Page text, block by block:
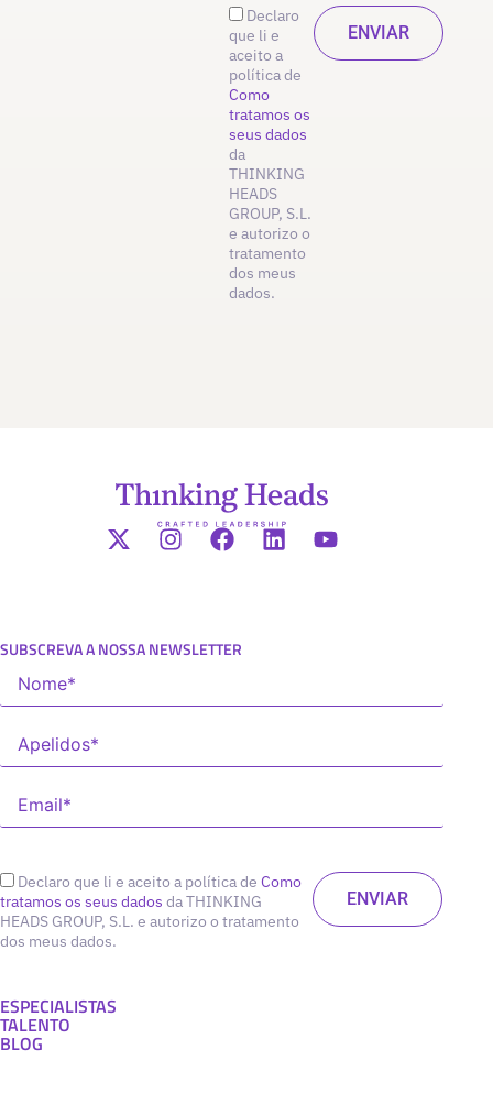
Declaro
que li e
aceito a
política de
Como
tratamos os
seus dados
da
THINKING
HEADS
GROUP, S.L.
e autorizo o
tratamento
dos meus
dados.
SUBSCREVA A NOSSA NEWSLETTER
Declaro que li e aceito a política de Como
tratamos os seus dados da THINKING
HEADS GROUP, S.L. e autorizo o tratamento
dos meus dados.
ESPECIALISTAS
TALENTO
BLOG